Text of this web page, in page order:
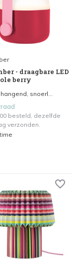
- draagbare LED
berry
snoerl...
besteld, dezelfde
verzonden.